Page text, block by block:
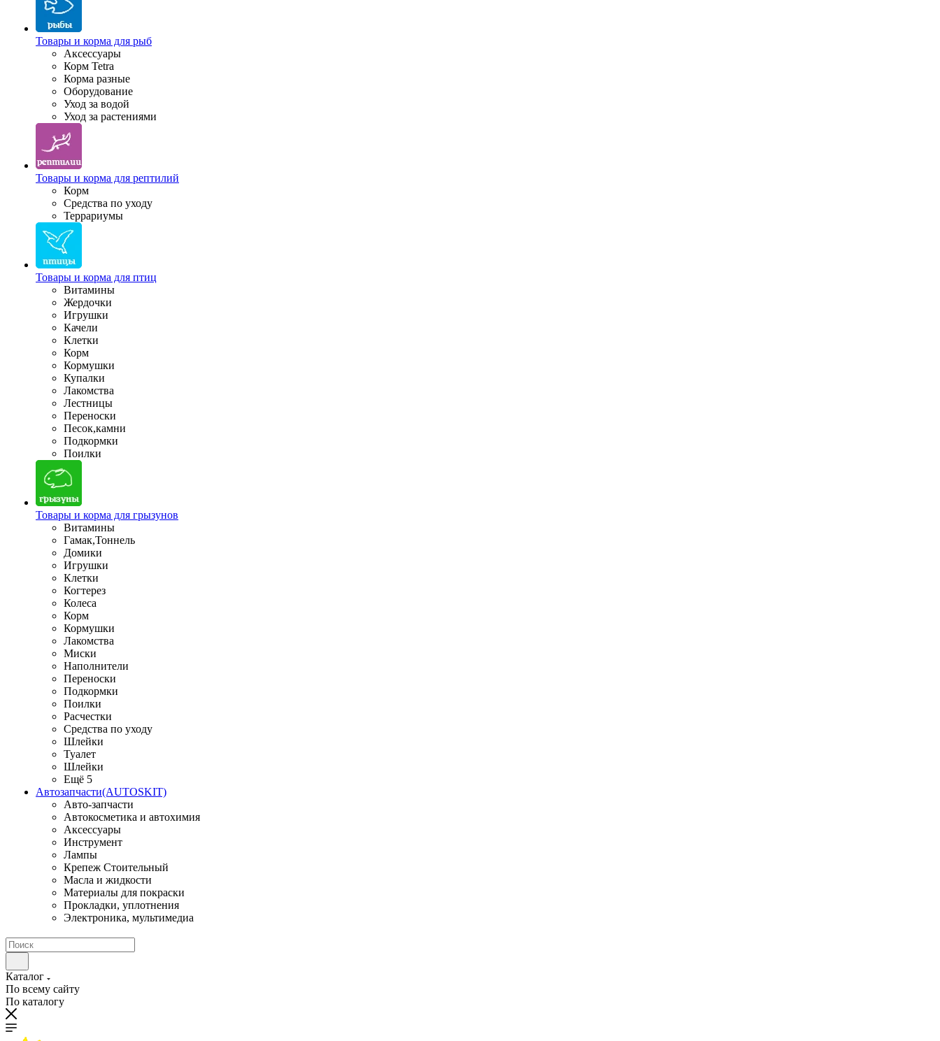
Товары и корма для рыб
Аксессуары
Корм Tetra
Корма разные
Оборудование
Уход за водой
Уход за растениями
Товары и корма для рептилий
Корм
Средства по уходу
Террариумы
Товары и корма для птиц
Витамины
Жердочки
Игрушки
Качели
Клетки
Корм
Кормушки
Купалки
Лакомства
Лестницы
Переноски
Песок,камни
Подкормки
Поилки
Товары и корма для грызунов
Витамины
Гамак,Тоннель
Домики
Игрушки
Клетки
Когтерез
Колеса
Корм
Кормушки
Лакомства
Миски
Наполнители
Переноски
Подкормки
Поилки
Расчестки
Средства по уходу
Шлейки
Туалет
Шлейки
Ещё 5
Автозапчасти(AUTOSKIT)
Авто-запчасти
Автокосметика и автохимия
Аксессуары
Инструмент
Лампы
Крепеж Стоительный
Масла и жидкости
Материалы для покраски
Прокладки, уплотнения
Электроника, мультимедиа
Каталог
По всему сайту
По каталогу